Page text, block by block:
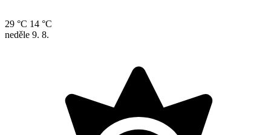
29 °C 14 °C
neděle 9. 8.